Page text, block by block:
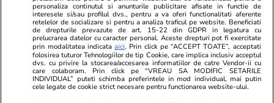
„junk”: Fitch menține ratingul de țară la BBB-
cu perspectivă negativă
Infrastructura 31 iul.
Pe lotul 1 al A0 Nord se lucrează și noaptea:
personaliza continutul si anunturile publicitare afisate in functie de
interesele si/sau profilul dvs., pentru a va oferi functionalitati aferente
retelelor de socializare si pentru a analiza traficul pe website. Beneficiati
de drepturile prevazute de art. 15-22 din GDPR in legatura cu
prelucrarea datelor cu caracter personal. Aceste drepturi pot fi exercitate
prin modalitatea indicataaici. Prin click pe “ACCEPT TOATE”, acceptati
folosirea tuturor Tehnologiilor de tip Cookie, care implica inclusiv acceptul
dvs. cu privire la stocarea/accesarea informatiilor de catre Vendor-ii cu
care colaboram. Prin click pe “VREAU SA MODIFIC SETARILE
INDIVIDUAL” puteti schimba preferintele in mod individual, mai putin
cele legate de cookie strict necesare pentru functionarea website-ului.